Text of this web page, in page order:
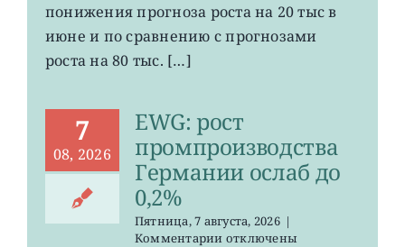
США
неожиданно
понижения прогноза роста на 20 тыс в
июне и по сравнению с прогнозами
роста на 80 тыс. […]
7
08, 2026
EWG: рост
промпроизводства
Германии ослаб до
0,2%
Пятница, 7 августа, 2026 |
Комментариикотключены